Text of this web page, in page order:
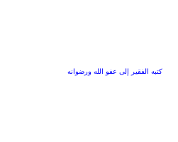
كتبه الفقير إلى عفو الله ورضوانه